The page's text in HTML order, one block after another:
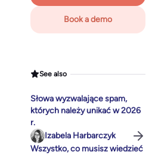
Book a demo
See also
Słowa wyzwalające spam,
których należy unikać w 2026
r.
Izabela Harbarczyk
Wszystko, co musisz wiedzieć